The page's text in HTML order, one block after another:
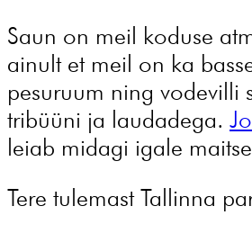
Saun on meil koduse
ainult et meil on ka
pesuruum ning vodevilli
tribüüni ja laudadega.
leiab midagi igale
Tere tulemast Tallinna